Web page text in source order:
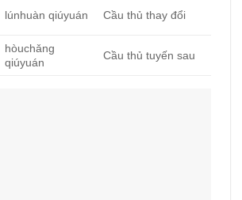
lúnhuàn qiúyuán Cầu thủ thay đổi
hòuchǎng
qiúyuán
Cầu thủ tuyến sau